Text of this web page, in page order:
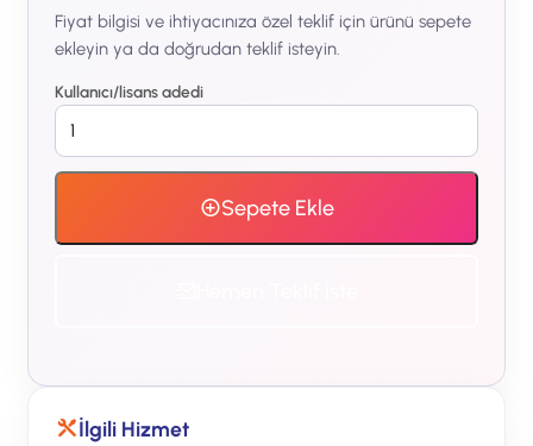
Fiyat bilgisi ve ihtiyacınıza özel teklif için ürünü sepete
ekleyin ya da doğrudan teklif isteyin.
Kullanıcı/lisans adedi
Sepete Ekle
İlgili Hizmet